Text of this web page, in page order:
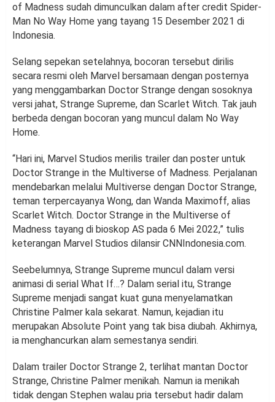
of Madness sudah dimunculkan dalam after credit Spider-
Man No Way Home yang tayang 15 Desember 2021 di
Indonesia.
Selang sepekan setelahnya, bocoran tersebut dirilis
secara resmi oleh Marvel bersamaan dengan posternya
yang menggambarkan Doctor Strange dengan sosoknya
versi jahat, Strange Supreme, dan Scarlet Witch. Tak jauh
berbeda dengan bocoran yang muncul dalam No Way
Home.
“Hari ini, Marvel Studios merilis trailer dan poster untuk
Doctor Strange in the Multiverse of Madness. Perjalanan
mendebarkan melalui Multiverse dengan Doctor Strange,
teman terpercayanya Wong, dan Wanda Maximoff, alias
Scarlet Witch. Doctor Strange in the Multiverse of
Madness tayang di bioskop AS pada 6 Mei 2022,” tulis
keterangan Marvel Studios dilansir CNNIndonesia.com.
Seebelumnya, Strange Supreme muncul dalam versi
animasi di serial What If…? Dalam serial itu, Strange
Supreme menjadi sangat kuat guna menyelamatkan
Christine Palmer kala sekarat. Namun, kejadian itu
merupakan Absolute Point yang tak bisa diubah. Akhirnya,
ia menghancurkan alam semestanya sendiri.
Dalam trailer Doctor Strange 2, terlihat mantan Doctor
Strange, Christine Palmer menikah. Namun ia menikah
tidak dengan Stephen walau pria tersebut hadir dalam